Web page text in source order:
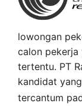
lowongan
calon pekerja
tertentu. PT
kandidat
tercantum